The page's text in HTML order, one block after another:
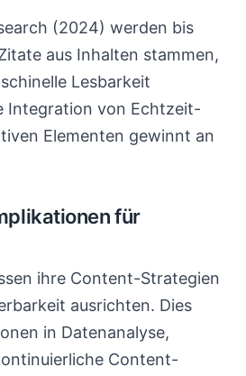
(2024) werden bis
aus Inhalten stammen,
Lesbarkeit
Integration von Echtzeit-
Elementen gewinnt an
für
ihre Content-Strategien
ausrichten. Dies
in Datenanalyse,
Content-